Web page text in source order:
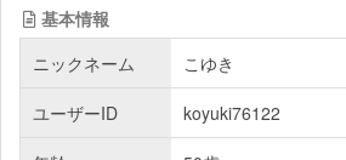
基本情報
ニックネーム
こゆき
ユーザーID koyuki76122